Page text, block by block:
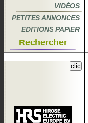
VIDÉOS
PETITES ANNONCES
EDITIONS PAPIER
Rechercher